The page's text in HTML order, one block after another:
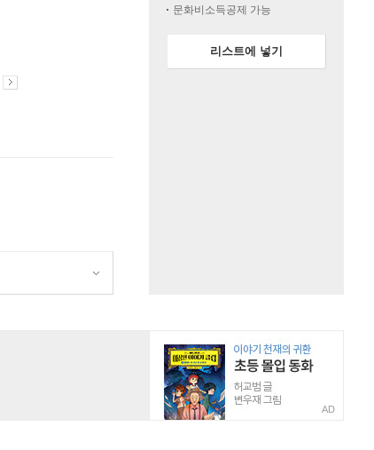
문화비소득공제 가능
리스트에 넣기
AD